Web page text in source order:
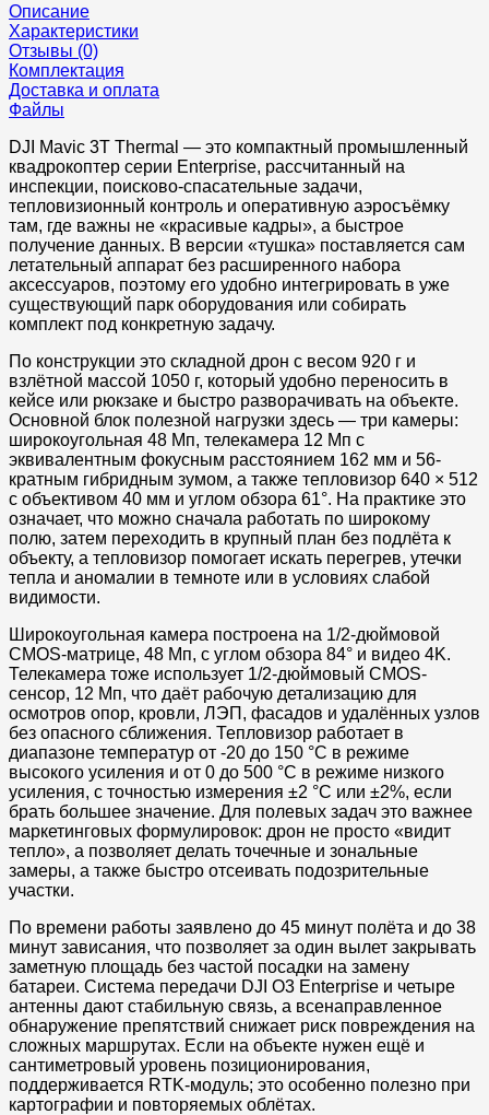
Описание
Характеристики
Отзывы (0)
Комплектация
Доставка и оплата
Файлы
DJI Mavic 3T Thermal — это компактный промышленный
квадрокоптер серии Enterprise, рассчитанный на
инспекции, поисково-спасательные задачи,
тепловизионный контроль и оперативную аэросъёмку
там, где важны не «красивые кадры», а быстрое
получение данных. В версии «тушка» поставляется сам
летательный аппарат без расширенного набора
аксессуаров, поэтому его удобно интегрировать в уже
существующий парк оборудования или собирать
комплект под конкретную задачу.
По конструкции это складной дрон с весом 920 г и
взлётной массой 1050 г, который удобно переносить в
кейсе или рюкзаке и быстро разворачивать на объекте.
Основной блок полезной нагрузки здесь — три камеры:
широкоугольная 48 Мп, телекамера 12 Мп с
эквивалентным фокусным расстоянием 162 мм и 56-
кратным гибридным зумом, а также тепловизор 640 × 512
с объективом 40 мм и углом обзора 61°. На практике это
означает, что можно сначала работать по широкому
полю, затем переходить в крупный план без подлёта к
объекту, а тепловизор помогает искать перегрев, утечки
тепла и аномалии в темноте или в условиях слабой
видимости.
Широкоугольная камера построена на 1/2-дюймовой
CMOS-матрице, 48 Мп, с углом обзора 84° и видео 4K.
Телекамера тоже использует 1/2-дюймовый CMOS-
сенсор, 12 Мп, что даёт рабочую детализацию для
осмотров опор, кровли, ЛЭП, фасадов и удалённых узлов
без опасного сближения. Тепловизор работает в
диапазоне температур от -20 до 150 °C в режиме
высокого усиления и от 0 до 500 °C в режиме низкого
усиления, с точностью измерения ±2 °C или ±2%, если
брать большее значение. Для полевых задач это важнее
маркетинговых формулировок: дрон не просто «видит
тепло», а позволяет делать точечные и зональные
замеры, а также быстро отсеивать подозрительные
участки.
По времени работы заявлено до 45 минут полёта и до 38
минут зависания, что позволяет за один вылет закрывать
заметную площадь без частой посадки на замену
батареи. Система передачи DJI O3 Enterprise и четыре
антенны дают стабильную связь, а всенаправленное
обнаружение препятствий снижает риск повреждения на
сложных маршрутах. Если на объекте нужен ещё и
сантиметровый уровень позиционирования,
поддерживается RTK-модуль; это особенно полезно при
картографии и повторяемых облётах.